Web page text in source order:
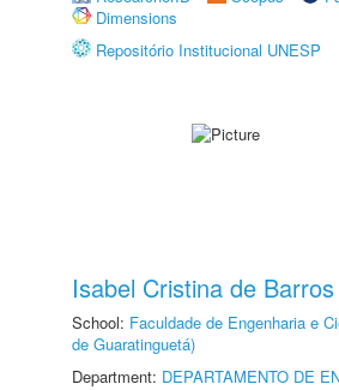
Dimensions
Repositório Institucional UNESP
Isabel Cristina de
School: Faculdade de Engenharia e
de Guaratinguetá)
Department: DEPARTAMENTO DE